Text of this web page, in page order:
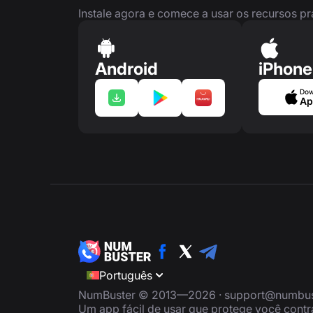
Instale agora e comece a usar os recursos
Android iPhone
Português
NumBuster © 2013—2026 ·
Um app fácil de usar que protege você